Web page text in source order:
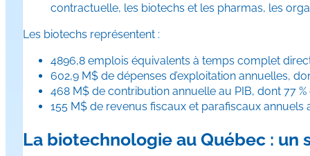
contractuelle, les biotechs et les pharmas, les
Les biotechs représentent :
4896,8 emplois équivalents à temps complet
602,9 M$ de dépenses d’exploitation annuelles,
468 M$ de contribution annuelle au PIB, dont 77
155 M$ de revenus fiscaux et parafiscaux
La biotechnologie au Québec :